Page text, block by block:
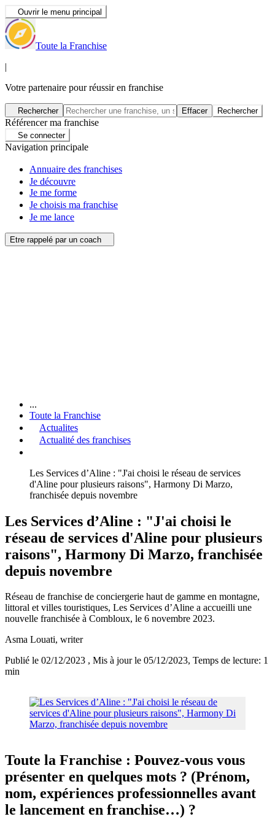
Ouvrir le menu principal
Toute la Franchise
|
Votre partenaire pour réussir en franchise
Rechercher Effacer Rechercher
Référencer ma franchise
Se connecter
Navigation principale
Annuaire des franchises
Je découvre
Je me forme
Je choisis ma franchise
Je me lance
Etre rappelé par un coach
...
Toute la Franchise
Actualites
Actualité des franchises
Les Services d’Aline : "J'ai choisi le réseau de services
d'Aline pour plusieurs raisons", Harmony Di Marzo,
franchisée depuis novembre
Les Services d’Aline : "J'ai choisi le
réseau de services d'Aline pour plusieurs
raisons", Harmony Di Marzo, franchisée
depuis novembre
Réseau de franchise de conciergerie haut de gamme en montagne,
littoral et villes touristiques, Les Services d’Aline a accueilli une
nouvelle franchisée à Combloux, le 6 novembre 2023.
Asma Louati, writer
Publié le 02/12/2023 , Mis à jour le 05/12/2023, Temps de lecture: 1
min
Toute la Franchise : Pouvez-vous vous
présenter en quelques mots ? (Prénom,
nom, expériences professionnelles avant
le lancement en franchise…) ?